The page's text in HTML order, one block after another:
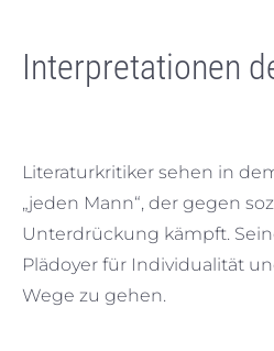
Interpretationen
Literaturkritiker sehen in
„jeden Mann“, der gegen
Unterdrückung kämpft.
Plädoyer für Individualität
Wege zu gehen.